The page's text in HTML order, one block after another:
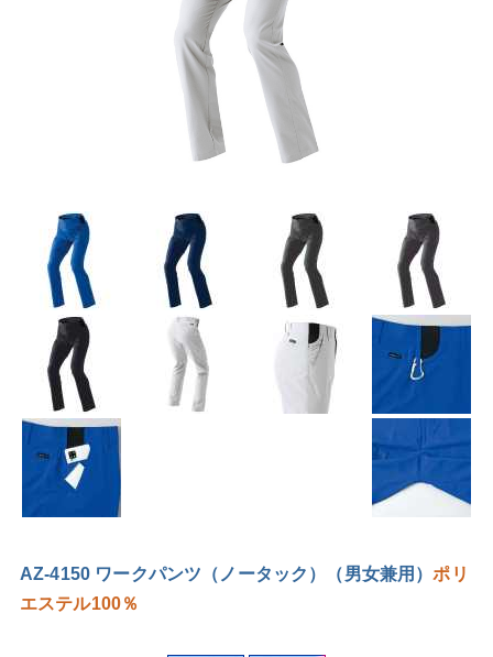
AZ-4150 ワークパンツ（ノータック）（男女兼用）ポリ
エステル100％